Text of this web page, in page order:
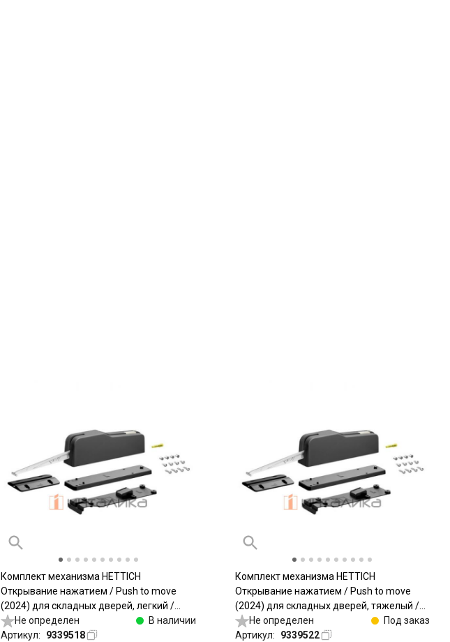
Комплект механизма HETTICH
Открывание нажатием / Push to move
(2024) для складных дверей, легкий /
Light, антрацит
Не определен
В наличии
Артикул:
9339518
Комплект механизма HETTICH
Открывание нажатием / Push to move
(2024) для складных дверей, тяжелый /
Heavy, антрацит
Не определен
Под заказ
Артикул:
9339522